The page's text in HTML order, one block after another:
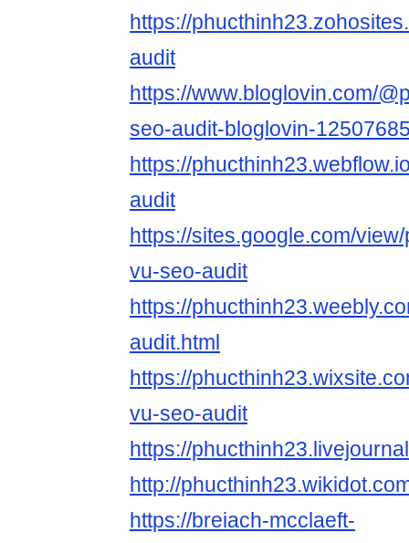
https://
audit
https://www.bloglovin.com/
seo-audit-bloglovin-
https://
audit
https://sites.google.com/
vu-seo-audit
https://
audit.html
https://
vu-seo-audit
https://
http://
https://breiach-mcclaeft-